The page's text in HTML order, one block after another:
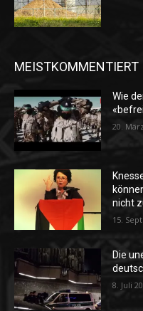
MEISTKOMMENTIERT
Wie
20.
nicht
15.
Die
8. Juli